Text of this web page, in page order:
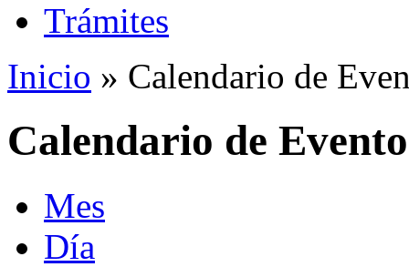
Trámites
Inicio » Calendario de
Calendario de
Mes
Día